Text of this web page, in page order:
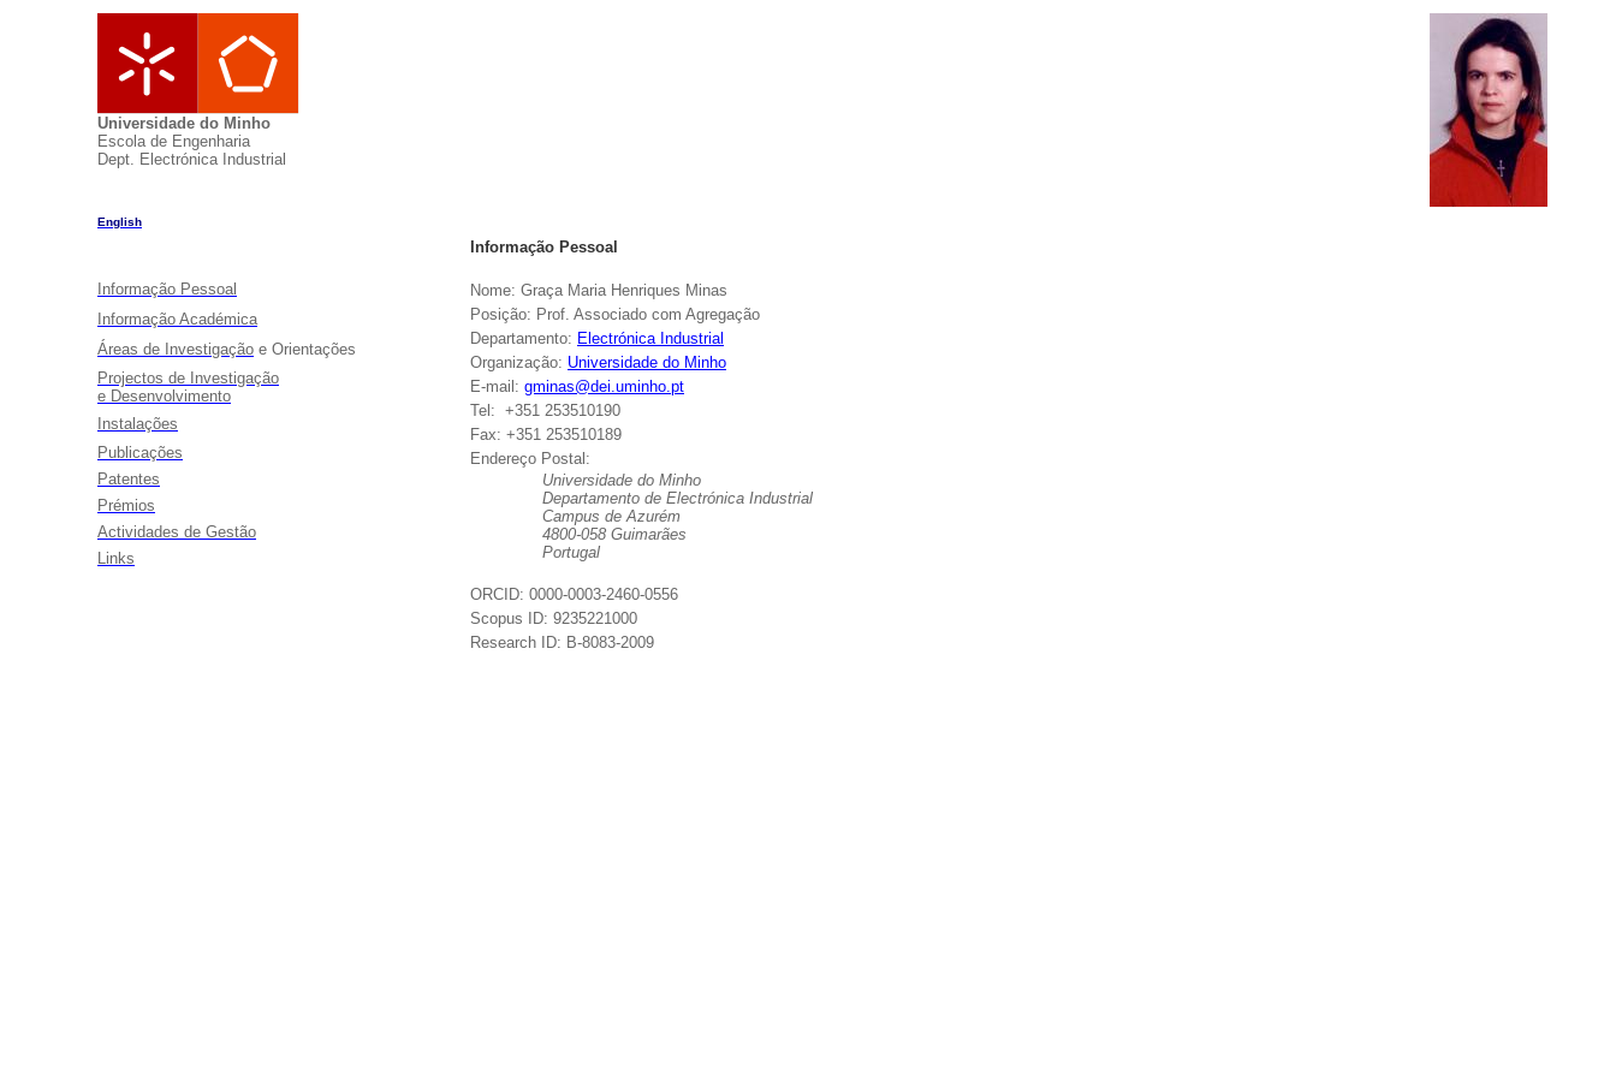
Universidade do Minho
Escola de Engenharia
Dept. ElectrónicaIndustrial
English
Informação Pessoal
Informação Pessoal
Nome: Graça Maria Henriques Minas
Posição: Prof. Associado com Agregação
Departamento: ElectrónicaIndustrial
Organização: Universidade do Minho
E-mail: gminas@dei.uminho.pt
Tel : +351 253510190
Fax: +351 253510189
Endereço Postal:
Universidade do Minho
Departamento de Electrónica Industrial
Campus de Azurém
4800-058 Guimarães
Portugal
ORCID: 0000-0003-2460-0556
Scopus ID: 9235221000
Research ID: B-8083-2009
Informação Académica
Áreas de Investigação e Orientações
Projectos de Investigação
e Desenvolvimento
Instalações
Publicações
Patentes
Prémios
Actividades de Gestão
Links